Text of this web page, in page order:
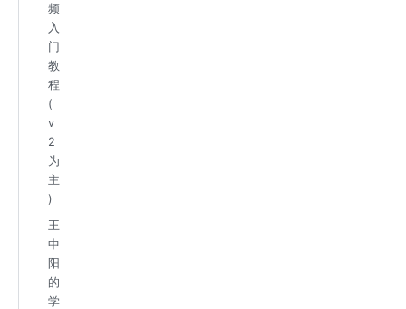
频
入
门
教
程
(
v
2
为
主
)
王
中
阳
的
学